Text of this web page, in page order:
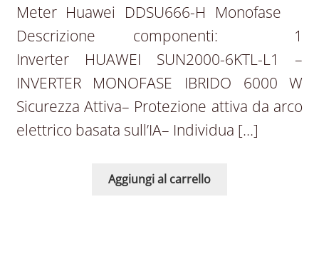
Meter Huawei DDSU666-H Monofase
Descrizione componenti: 1
Inverter HUAWEI SUN2000-6KTL-L1 –
INVERTER MONOFASE IBRIDO 6000 W
Sicurezza Attiva– Protezione attiva da arco
elettrico basata sull’IA– Individua […]
Aggiungi al carrello